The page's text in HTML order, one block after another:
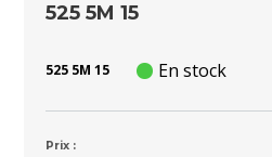
525 5M 15
525 5M 15 En stock
Prix :